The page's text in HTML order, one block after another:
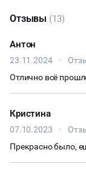
Отзывы (13)
Антон
23.11.2024 ·
Отлично всё
Кристина
07.10.2023 ·
Прекрасно было,